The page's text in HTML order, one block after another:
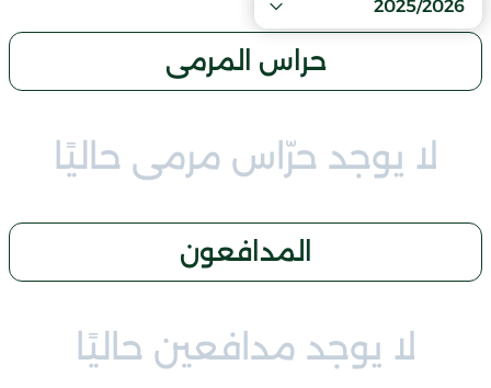
2025/2026
حراس المرمى
لا يوجد حرّاس مرمى حاليًا
المدافعون
لا يوجد مدافعين حاليًا